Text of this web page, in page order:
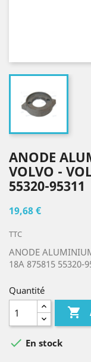
ANODE
VOLVO -
55320-95311
19,68 €
TTC
ANODE
18A 875815 55320-
Quantité

 En stock